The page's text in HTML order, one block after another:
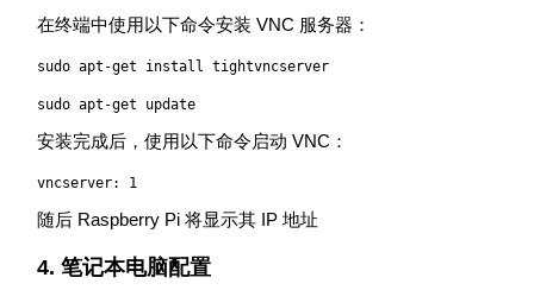
在终端中使用以下命令安装 VNC 服务器：
sudo apt-get install tightvncserver
sudo apt-get update
安装完成后，使用以下命令启动 VNC：
vncserver: 1
随后 Raspberry Pi 将显示其 IP 地址
4. 笔记本电脑配置